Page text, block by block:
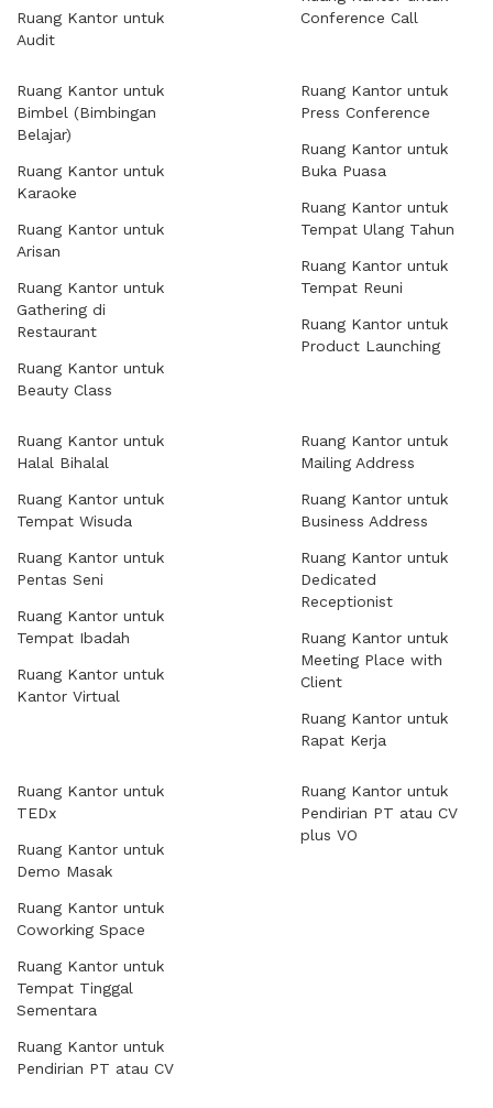
Ruang Kantor untuk
Audit
Conference Call
Ruang Kantor untuk
Bimbel (Bimbingan
Belajar)
Ruang Kantor untuk
Karaoke
Ruang Kantor untuk
Arisan
Ruang Kantor untuk
Gathering di
Restaurant
Ruang Kantor untuk
Beauty Class
Ruang Kantor untuk
Press Conference
Ruang Kantor untuk
Buka Puasa
Ruang Kantor untuk
Tempat Ulang Tahun
Ruang Kantor untuk
Tempat Reuni
Ruang Kantor untuk
Product Launching
Ruang Kantor untuk
Halal Bihalal
Ruang Kantor untuk
Tempat Wisuda
Ruang Kantor untuk
Pentas Seni
Ruang Kantor untuk
Tempat Ibadah
Ruang Kantor untuk
Kantor Virtual
Ruang Kantor untuk
Mailing Address
Ruang Kantor untuk
Business Address
Ruang Kantor untuk
Dedicated
Receptionist
Ruang Kantor untuk
Meeting Place with
Client
Ruang Kantor untuk
Rapat Kerja
Ruang Kantor untuk
TEDx
Ruang Kantor untuk
Demo Masak
Ruang Kantor untuk
Coworking Space
Ruang Kantor untuk
Tempat Tinggal
Sementara
Ruang Kantor untuk
Pendirian PT atau CV
Ruang Kantor untuk
Pendirian PT atau CV
plus VO